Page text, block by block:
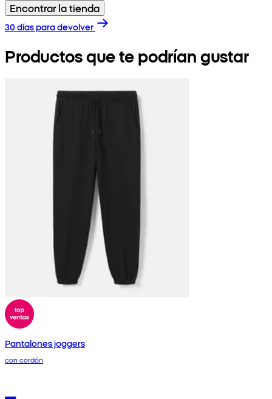
Encontrar la tienda
30 días para devolver
Productos que te podrían gustar
Pantalones joggers
con cordón